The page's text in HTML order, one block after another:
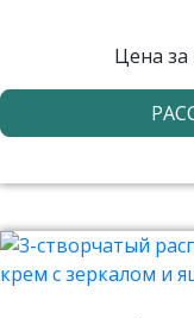
Цена за